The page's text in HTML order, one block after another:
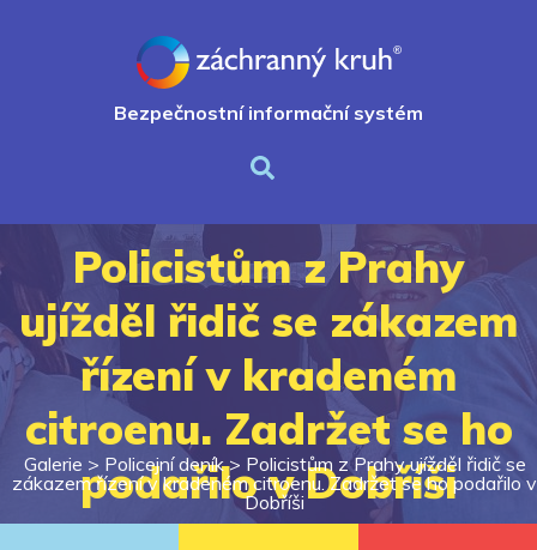
Bezpečnostní informační systém
Policistům z Prahy
ujížděl řidič se zákazem
řízení v kradeném
citroenu. Zadržet se ho
podařilo v Dobříši
Galerie > Policejní deník> Policistům z Prahy ujížděl řidič se
zákazem řízení v kradeném citroenu. Zadržet se ho podařilo v
Dobříši